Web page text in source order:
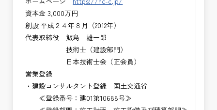
資本金 3,000万円
創設 平成２４年８月（2012年）
代表取締役 飯島 雄一郎
技術士（建設部門）
日本技術士会（正会員）
営業登録
・建設コンサルタント登録 国土交通省
≪登録番号：建01第10688号≫